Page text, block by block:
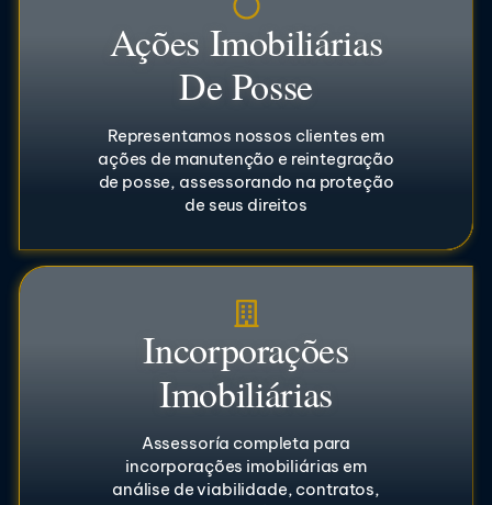
Ações Imobiliárias
De Posse
Representamos nossos clientes em
ações de manutenção e reintegração
de posse, assessorando na proteção
de seus direitos
Incorporações
Imobiliárias
Assessoría completa para
incorporações imobiliárias em
análise de viabilidade, contratos,